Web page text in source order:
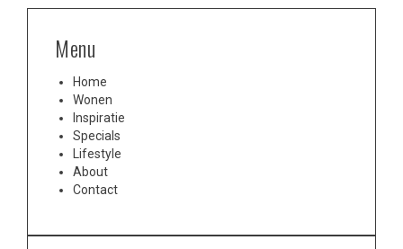
Menu
Home
Wonen
Inspiratie
Specials
Lifestyle
About
Contact